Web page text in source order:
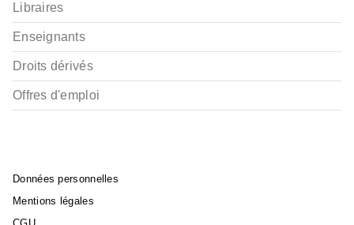
Libraires
Enseignants
Droits dérivés
Offres d'emploi
Données personnelles
Mentions légales